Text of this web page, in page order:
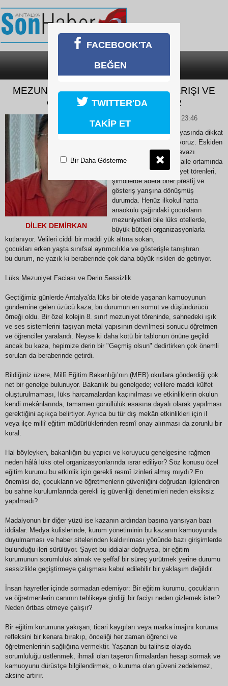
SON DAKİKA
MEZUNİYETLERDEKİ GÖSTERİŞ YARIŞI VE
GÖRÜNMEYEN TEHLİKELER
DİLEK DEMİRKAN
28 Haziran 2026 Pazar 23:46
​Son yıllarda eğitim dünyasında dikkat
çekici bir değişim yaşıyoruz. Eskiden
okul bahçelerinde, mütevazı
imkânlarla ve sıcak bir aile ortamında
gerçekleştirilen mezuniyet törenleri,
şimdilerde adeta birer prestij ve
gösteriş yarışına dönüşmüş
durumda. Henüz ilkokul hatta
anaokulu çağındaki çocukların
mezuniyetleri bile lüks otellerde,
büyük bütçeli organizasyonlarla
kutlanıyor. Velileri ciddi bir maddi yük altına sokan,
çocukları erken yaşta sınıfsal ayrımcılıkla ve gösterişle tanıştıran
bu durum, ne yazık ki beraberinde çok daha büyük riskleri de getiriyor.
Lüks Mezuniyet Faciası ve Derin Sessizlik
​Geçtiğimiz günlerde Antalya'da lüks bir otelde yaşanan kamuoyunun
gündemine gelen üzücü kaza, bu durumun en somut ve düşündürücü
örneği oldu. Bir özel kolejin 8. sınıf mezuniyet töreninde, sahnedeki ışık
ve ses sistemlerini taşıyan metal yapısının devrilmesi sonucu öğretmen
ve öğrenciler yaralandı. Neyse ki daha kötü bir tablonun önüne geçildi
ancak bu kaza, hepimize derin bir "Geçmiş olsun" dedirtirken çok önemli
soruları da beraberinde getirdi.
​Bildiğiniz üzere, Millî Eğitim Bakanlığı’nın (MEB) okullara gönderdiği çok
net bir genelge bulunuyor. Bakanlık bu genelgede; velilere maddi külfet
oluşturulmaması, lüks harcamalardan kaçınılması ve etkinliklerin okulun
kendi mekânlarında, tamamen gönüllülük esasına dayalı olarak yapılması
gerektiğini açıkça belirtiyor. Ayrıca bu tür dış mekân etkinlikleri için il
veya ilçe millî eğitim müdürlüklerinden resmî onay alınması da zorunlu bir
kural.
​Hal böyleyken, bakanlığın bu yapıcı ve koruyucu genelgesine rağmen
neden hâlâ lüks otel organizasyonlarında ısrar ediliyor? Söz konusu özel
eğitim kurumu bu etkinlik için gerekli resmî izinleri almış mıydı? En
önemlisi de, çocukların ve öğretmenlerin güvenliğini doğrudan ilgilendiren
bu sahne kurulumlarında gerekli iş güvenliği denetimleri neden eksiksiz
yapılmadı?
​Madalyonun bir diğer yüzü ise kazanın ardından basına yansıyan bazı
iddialar. Medya kulislerinde, kurum yönetiminin bu kazanın kamuoyunda
duyulmaması ve haber sitelerinden kaldırılması yönünde bazı girişimlerde
bulunduğu ileri sürülüyor. Şayet bu iddialar doğruysa, bir eğitim
kurumunun sorumluluk almak ve şeffaf bir süreç yürütmek yerine durumu
sessizlikle geçiştirmeye çalışması kabul edilebilir bir yaklaşım değildir.
İnsan hayretler içinde sormadan edemiyor: Bir eğitim kurumu, çocukların
ve öğretmenlerin canının tehlikeye girdiği bir faciyı neden gizlemek ister?
Neden örtbas etmeye çalışır?
​Bir eğitim kurumuna yakışan; ticari kaygıları veya marka imajını koruma
refleksini bir kenara bırakıp, önceliği her zaman öğrenci ve
öğretmenlerinin sağlığına vermektir. Yaşanan bu talihsiz olayda
sorumluluğu üstlenmek, ihmali olan taşeron firmalardan hesap sormak ve
kamuoyunu dürüstçe bilgilendirmek, o kuruma olan güveni zedelemez,
aksine artırır.
FACEBOOK'TA
BEĞEN
TWITTER'DA
TAKİP ET
Bir Daha Gösterme